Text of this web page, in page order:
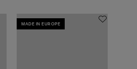
MADE IN EUROPE